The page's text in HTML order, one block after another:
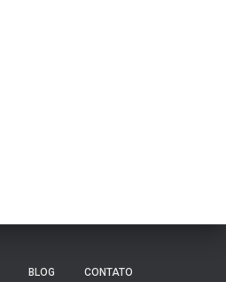
BLOG CONTATO